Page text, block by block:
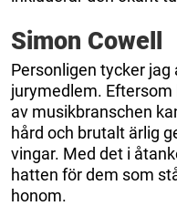
Simon Cowell
Personligen tycker jag
jurymedlem.
av musikbranschen
hård och brutalt ärlig
vingar. Med det i
hatten för dem som
honom.